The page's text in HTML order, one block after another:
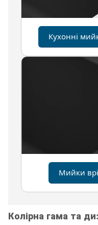
Кухонні
Мийки
Колірна гама та